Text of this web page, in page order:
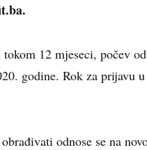
12 mjeseci, počev
godine. Rok za prijavu
odnose se na